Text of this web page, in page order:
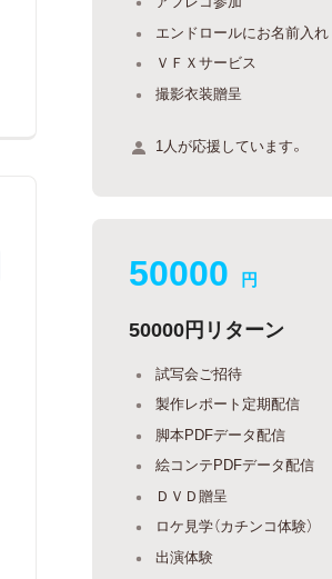
エンドロールにお名前入れ
ＶＦＸサービス
撮影衣装贈呈
1人が応援しています。
50000 円
50000円リターン
試写会ご招待
製作レポート定期配信
脚本PDFデータ配信
絵コンテPDFデータ配信
ＤＶＤ贈呈
ロケ見学（カチンコ体験）
出演体験